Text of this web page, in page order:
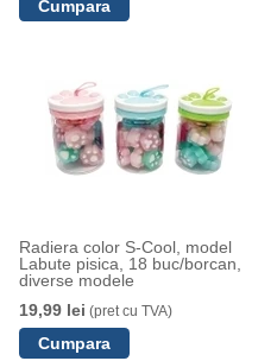
Radiera color S-Cool, model
Labute pisica, 18 buc/borcan,
diverse modele
19,99 lei (pret cu TVA)